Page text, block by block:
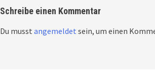
Schreibe einen Kommentar
Du musst angemeldet sein, um einen